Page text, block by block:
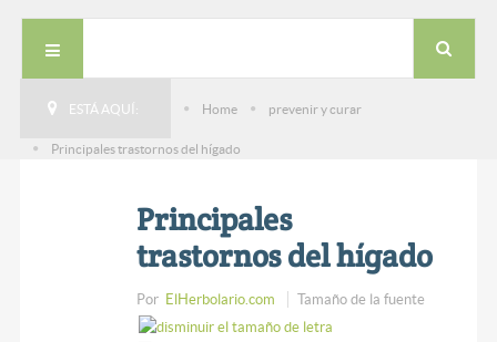
ESTÁ AQUÍ: Home prevenir y curar
Principales trastornos del hígado
Principales
trastornos del hígado
Por ElHerbolario.com Tamaño de la fuente